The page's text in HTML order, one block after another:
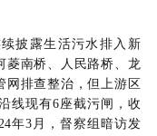
披露生活污水排入新
菱南桥、人民路桥、龙
网排查整治，但上游区
线现有6座截污闸，收
年3月，督察组暗访发